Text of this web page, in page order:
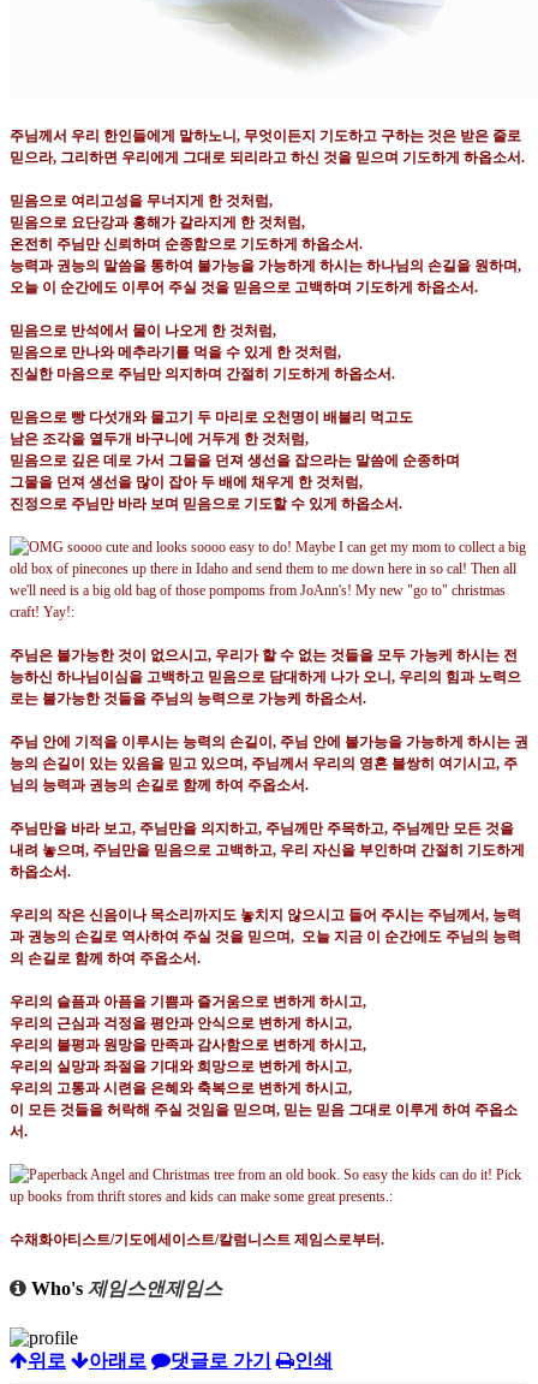
주님께서 우리 한인들에게 말하노니 , 무엇이든지 기도하고 구하는 것은 받은 줄로
믿으라, 그리하면 우리에게 그대로 되리라고 하신 것을 믿으며 기도하게 하옵소서.
믿음으로 여리고성을 무너지게 한 것처럼,
믿음으로 요단강과 홍해가 갈라지게 한 것처럼,
온전히 주님만 신뢰하며 순종함으로 기도하게 하옵소서.
능력과 권능의 말씀을 통하여 불가능을 가능하게 하시는 하나님의 손길을 원하며,
오늘 이 순간에도 이루어 주실 것을 믿음으로 고백하며 기도하게 하옵소서.
믿음으로 반석에서 물이 나오게 한 것처럼,
믿음으로 만나와 메추라기를 먹을 수 있게 한 것처럼,
진실한 마음으로 주님만 의지하며 간절히 기도하게 하옵소서.
믿음으로 빵 다섯개와 물고기 두 마리로 오천명이 배불리 먹고도
남은 조각을 열두개 바구니에 거두게 한 것처럼,
믿음으로 깊은 데로 가서 그물을 던져 생선을 잡으라는 말씀에 순종하며
그물을 던져 생선을 많이 잡아 두 배에 채우게 한 것처럼,
진정으로 주님만 바라 보며 믿음으로 기도할 수 있게 하옵소서.
주님은 불가능한 것이 없으시고, 우리가 할 수 없는 것들을 모두 가능케 하시는 전
능하신 하나님이심을 고백하고 믿음으로 담대하게 나가 오니 , 우리의 힘과 노력으
로는 불가능한 것들을 주님의 능력으로 가능케 하옵소서.
주님 안에 기적을 이루시는 능력의 손길이 , 주님 안에 불가능을 가능하게 하시는 권
능의 손길이 있는 있음을 믿고 있으며, 주님께서 우리의 영혼 불쌍히 여기시고, 주
님의 능력과 권능의 손길로 함께 하여 주옵소서.
주님만을 바라 보고, 주님만을 의지하고, 주님께만 주목하고, 주님께만 모든 것을
내려 놓으며, 주님만을 믿음으로 고백하고, 우리 자신을 부인하며 간절히 기도하게
하옵소서.
우리의 작은 신음이나 목소리까지도 놓치지 않으시고 들어 주시는 주님께서, 능력
과 권능의 손길로 역사하여 주실 것을 믿으며, 오늘 지금 이 순간에도 주님의 능력
의 손길로 함께 하여 주옵소서.
우리의 슬픔과 아픔을 기쁨과 즐거움으로 변하게 하시고,
우리의 근심과 걱정을 평안과 안식으로 변하게 하시고,
우리의 불평과 원망을 만족과 감사함으로 변하게 하시고,
우리의 실망과 좌절을 기대와 희망으로 변하게 하시고,
우리의 고통과 시련을 은혜와 축복으로 변하게 하시고,
이 모든 것들을 허락해 주실 것임을 믿으며, 믿는 믿음 그대로 이루게 하여 주옵소
서.
수채화아티스트/기도에세이스트/칼럼니스트 제임스로부터.
Who's 제임스앤제임스
위로 아래로 댓글로 가기 인쇄